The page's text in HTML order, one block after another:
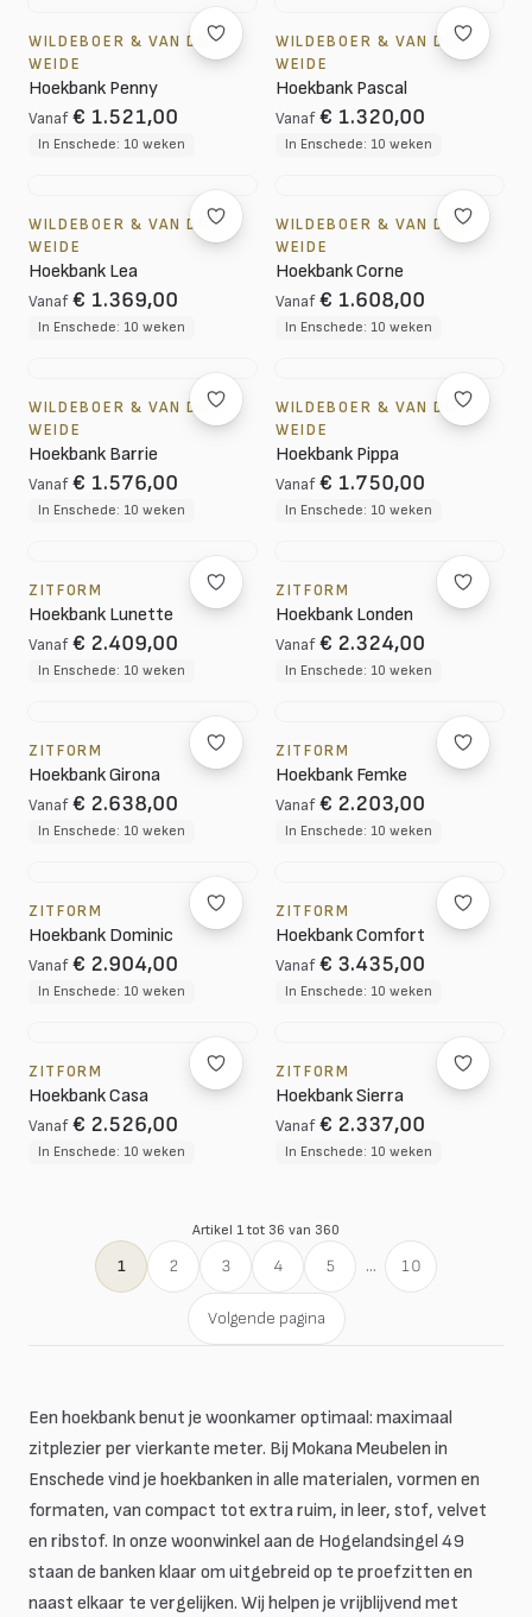
WILDEBOER & VAN DER
WEIDE
Hoekbank Penny
Vanaf € 1.521,00
In Enschede: 10 weken
WILDEBOER & VAN DER
WEIDE
Hoekbank Pascal
Vanaf € 1.320,00
In Enschede: 10 weken
WILDEBOER & VAN DER
WEIDE
Hoekbank Lea
Vanaf € 1.369,00
In Enschede: 10 weken
WILDEBOER & VAN DER
WEIDE
Hoekbank Corne
Vanaf € 1.608,00
In Enschede: 10 weken
WILDEBOER & VAN DER
WEIDE
Hoekbank Barrie
Vanaf € 1.576,00
In Enschede: 10 weken
WILDEBOER & VAN DER
WEIDE
Hoekbank Pippa
Vanaf € 1.750,00
In Enschede: 10 weken
ZITFORM
Hoekbank Lunette
Vanaf € 2.409,00
In Enschede: 10 weken
ZITFORM
Hoekbank Londen
Vanaf € 2.324,00
In Enschede: 10 weken
ZITFORM
Hoekbank Girona
Vanaf € 2.638,00
In Enschede: 10 weken
ZITFORM
Hoekbank Femke
Vanaf € 2.203,00
In Enschede: 10 weken
ZITFORM
Hoekbank Dominic
Vanaf € 2.904,00
In Enschede: 10 weken
ZITFORM
Hoekbank Comfort
Vanaf € 3.435,00
In Enschede: 10 weken
ZITFORM
Hoekbank Casa
Vanaf € 2.526,00
In Enschede: 10 weken
ZITFORM
Hoekbank Sierra
Vanaf € 2.337,00
In Enschede: 10 weken
Artikel 1 tot 36 van 360
1 2 3 4 5 ... 10
Volgende pagina
Een hoekbank benut je woonkamer optimaal: maximaal
zitplezier per vierkante meter. Bij Mokana Meubelen in
Enschede vind je hoekbanken in alle materialen, vormen en
formaten, van compact tot extra ruim, in leer, stof, velvet
en ribstof. In onze woonwinkel aan de Hogelandsingel 49
staan de banken klaar om uitgebreid op te proefzitten en
naast elkaar te vergelijken. Wij helpen je vrijblijvend met